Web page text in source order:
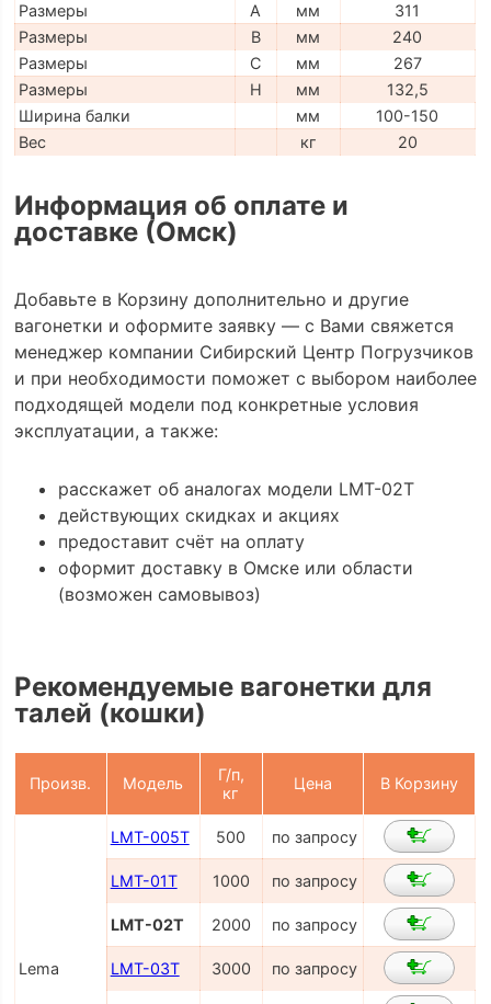
Размеры
A мм
311
Размеры
B мм
240
Размеры
C мм
267
Размеры
H мм
132,5
Ширина балки
мм
100-150
Вес
кг 20
Информация об оплате и
доставке (Омск)
Добавьте в Корзину дополнительно и другие
вагонетки и оформите заявку — с Вами свяжется
менеджер компании Сибирский Центр Погрузчиков
и при необходимости поможет с выбором наиболее
подходящей модели под конкретные условия
эксплуатации, а также:
расскажет об аналогах модели LMT-02T
действующих скидках и акциях
предоставит счёт на оплату
оформит доставку в Омске или области
(возможен самовывоз)
Рекомендуемые вагонетки для
талей (кошки)
Произв. Модель
Г/п,
кг
Цена В Корзину
Lema
LMT-005T 500 по запросу
LMT-01T 1000 по запросу
LMT-02T 2000 по запросу
LMT-03T 3000 по запросу